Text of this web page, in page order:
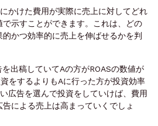
かけた費用が実際に売上に対してどれ
示すことができます。これは、どの
かつ効率的に売上を伸ばせるかを判
出稿していてAの方がROASの数値が
をするよりもAに行った方が投資効率
広告を選んで投資をしていけば、費用
による売上は高まっていくでしょ